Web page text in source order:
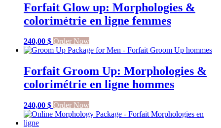
Forfait Glow up: Morphologies &
colorimétrie en ligne femmes
240,00 $ Order Now
Forfait Groom Up: Morphologies &
colorimétrie en ligne hommes
240,00 $ Order Now